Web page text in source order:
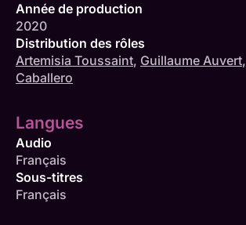
Année de production
2020
Distribution des rôles
Artemisia Toussaint, Guillaume Auvert,
Caballero
Langues
Audio
Français
Sous-titres
Français